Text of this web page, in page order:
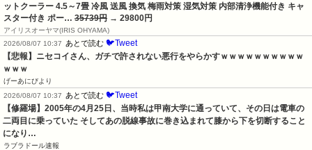
ットクーラー 4.5～7畳 冷風 送風 換気 梅雨対策 湿気対策 内部清浄機能付き キャ
スター付き ポー… 35739円 → 29800円
アイリスオーヤマ(IRIS OHYAMA)
2026/08/07 10:37
あとで読む 🐦Tweet
【悲報】ニセコイさん、ガチで許されない悪行をやらかすｗｗｗｗｗｗｗｗｗｗ
ｗｗｗ
げーあにびより
2026/08/07 10:37
あとで読む 🐦Tweet
【修羅場】2005年の4月25日、当時私は甲南大学に通っていて、その日は電車の
二両目に乗っていた そしてあの脱線事故に巻き込まれて膝から下を切断すること
になり…
ラブラドール速報